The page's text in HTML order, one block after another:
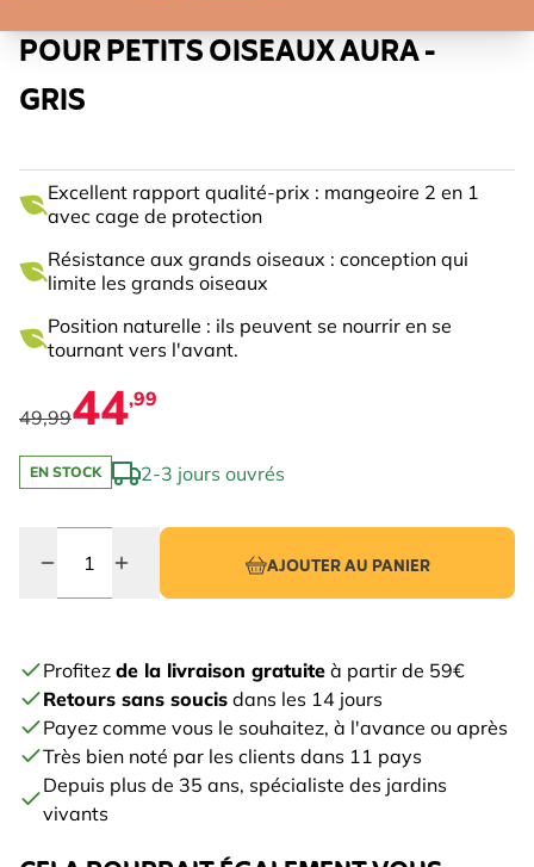
POUR PETITS OISEAUX AURA -
GRIS
Excellent rapport qualité-prix : mangeoire 2 en 1
avec cage de protection
Résistance aux grands oiseaux : conception qui
limite les grands oiseaux
Position naturelle : ils peuvent se nourrir en se
tournant vers l'avant.
49,9944,99
EN STOCK 2-3 jours ouvrés
AJOUTER AU PANIER
Profitez de la livraison gratuite à partir de 59€
Retours sans soucis dans les 14 jours
Payez comme vous le souhaitez, à l'avance ou après
Très bien noté par les clients dans 11 pays
Depuis plus de 35 ans, spécialiste des jardins
vivants